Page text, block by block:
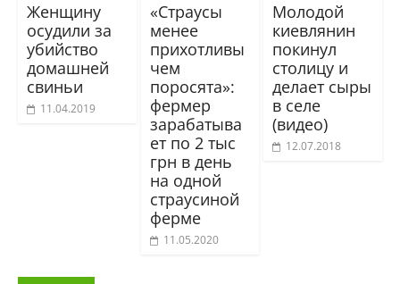
Женщину
осудили за
убийство
домашней
свиньи
11.04.2019
«Страусы
менее
прихотливы
чем
поросята»:
фермер
зарабатыва
ет по 2 тыс
грн в день
на одной
страусиной
ферме
11.05.2020
Молодой
киевлянин
покинул
столицу и
делает сыры
в селе
(видео)
12.07.2018